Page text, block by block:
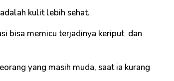
kulit lebih sehat.
bisa memicu terjadinya keriput dan
yang masih muda, saat ia kurang